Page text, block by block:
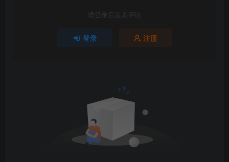
请登录后发表评论
登录 注册